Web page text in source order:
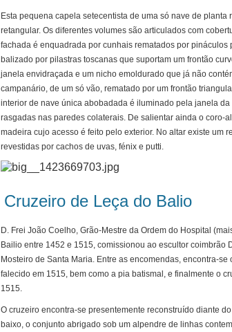
Esta pequena capela setecentista de uma só nave de
retangular. Os diferentes volumes são articulados com
fachada é enquadrada por cunhais rematados por
balizado por pilastras toscanas que suportam um frontão
janela envidraçada e um nicho emoldurado que já não
campanário, de um só vão, rematado por um frontão
interior de nave única abobadada é iluminado pela janela
rasgadas nas paredes colaterais. De salientar ainda o coro-
madeira cujo acesso é feito pelo exterior. No altar existe um
revestidas por cachos de uvas, fénix e putti.
Cruzeiro de Leça do Balio
D. Frei João Coelho, Grão-Mestre da Ordem do Hospital
Bailio entre 1452 e 1515, comissionou ao escultor
Mosteiro de Santa Maria. Entre as encomendas, encontra-
falecido em 1515, bem como a pia batismal, e finalmente o
1515.
O cruzeiro encontra-se presentemente reconstruído diante
baixo, o conjunto abrigado sob um alpendre de linhas